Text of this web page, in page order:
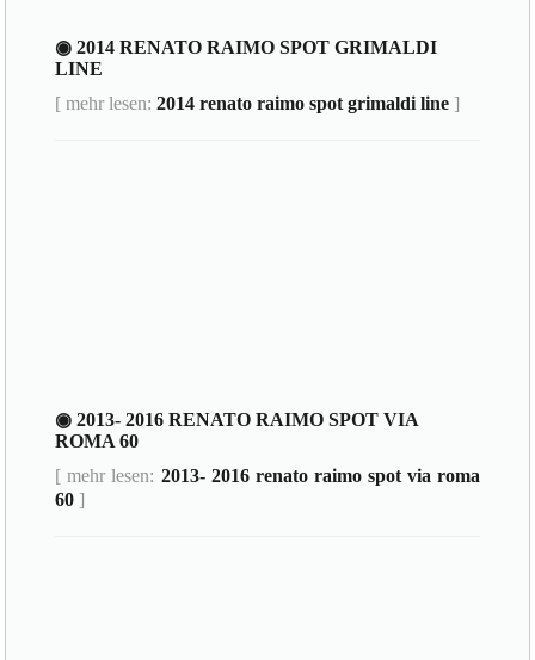
◉ 2014 RENATO RAIMO SPOT GRIMALDI
LINE
[ mehr lesen:2014 renato raimo spot grimaldi line ]
◉ 2013- 2016 RENATO RAIMO SPOT VIA
ROMA 60
[ mehr lesen: 2013- 2016 renato raimo spot via roma
60 ]